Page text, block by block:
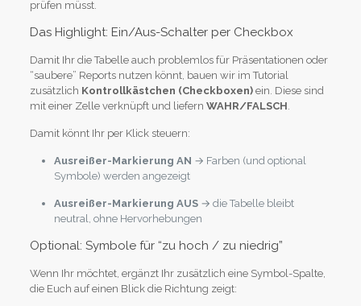
prüfen müsst.
Das Highlight: Ein/Aus-Schalter per Checkbox
Damit Ihr die Tabelle auch problemlos für Präsentationen oder
“saubere” Reports nutzen könnt, bauen wir im Tutorial
zusätzlich Kontrollkästchen (Checkboxen)ein. Diese sind
mit einer Zelle verknüpft und liefern WAHR/FALSCH
Damit könnt Ihr per Klick steuern:
Ausreißer-Markierung AN → Farben (und optional
Symbole) werden angezeigt
Ausreißer-Markierung AUS→ die Tabelle bleibt
neutral, ohne Hervorhebungen
Optional: Symbole für “zu hoch / zu niedrig”
Wenn Ihr möchtet, ergänzt Ihr zusätzlich eine Symbol-Spalte,
die Euch auf einen Blick die Richtung zeigt: